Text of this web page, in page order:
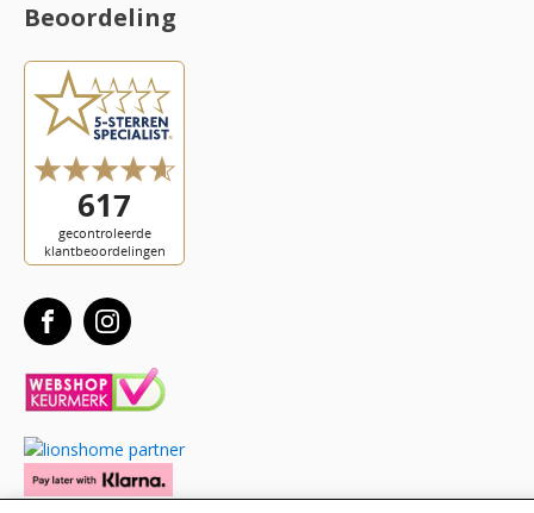
Beoordeling